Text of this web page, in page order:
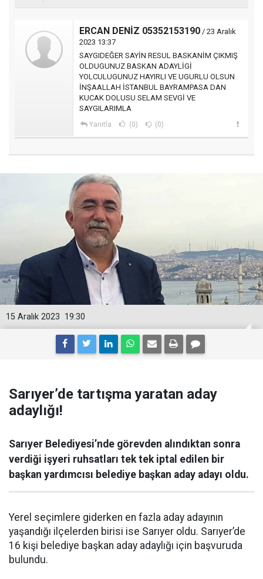
ERCAN DENİZ 05352153190 / 23 Aralık
2023 13:37
SAYGIDEĞER SAYİN RESUL BASKANİM ÇIKMIŞ
OLDUGUNUZ BASKAN ADAYLİGİ
YOLCULUGUNUZ HAYIRLI VE UGURLU OLSUN
İNŞAALLAH İSTANBUL BAYRAMPASA DAN
KUCAK DOLUSU SELAM SEVGİ VE
SAYGILARIMLA
Yanıtla (0) (0)
19:30
15 Aralık 2023
Sarıyer’de tartışma yaratan aday
adaylığı!
Sarıyer Belediyesi’nde görevden alındıktan sonra
verdiği işyeri ruhsatları tek tek iptal edilen bir
başkan yardımcısı belediye başkan aday adayı oldu.
Yerel seçimlere giderken en fazla aday adayının
yaşandığı ilçelerden birisi ise Sarıyer oldu. Sarıyer’de
16 kişi belediye başkan aday adaylığı için başvuruda
bulundu.